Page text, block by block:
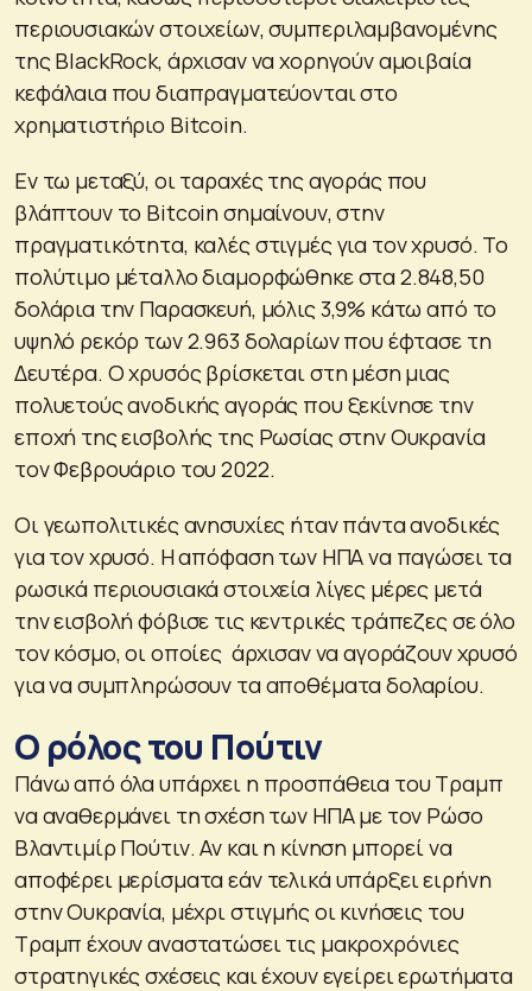
περιουσιακών στοιχείων, συμπεριλαμβανομένης
της BlackRock, άρχισαν να χορηγούν αμοιβαία
κεφάλαια που διαπραγματεύονται στο
χρηματιστήριο Bitcoin.
Εν τω μεταξύ, οι ταραχές της αγοράς που
βλάπτουν το Bitcoin σημαίνουν, στην
πραγματικότητα, καλές στιγμές για τον χρυσό. Το
πολύτιμο μέταλλο διαμορφώθηκε στα 2.848,50
δολάρια την Παρασκευή, μόλις 3,9% κάτω από το
υψηλό ρεκόρ των 2.963 δολαρίων που έφτασε τη
Δευτέρα. Ο χρυσός βρίσκεται στη μέση μιας
πολυετούς ανοδικής αγοράς που ξεκίνησε την
εποχή της εισβολής της Ρωσίας στην Ουκρανία
τον Φεβρουάριο του 2022.
Οι γεωπολιτικές ανησυχίες ήταν πάντα ανοδικές
για τον χρυσό. Η απόφαση των ΗΠΑ να παγώσει τα
ρωσικά περιουσιακά στοιχεία λίγες μέρες μετά
την εισβολή φόβισε τις κεντρικές τράπεζες σε όλο
τον κόσμο, οι οποίες άρχισαν να αγοράζουν χρυσό
για να συμπληρώσουν τα αποθέματα δολαρίου.
Ο ρόλος του Πούτιν
Πάνω από όλα υπάρχει η προσπάθεια του Τραμπ
να αναθερμάνει τη σχέση των ΗΠΑ με τον Ρώσο
Βλαντιμίρ Πούτιν. Αν και η κίνηση μπορεί να
αποφέρει μερίσματα εάν τελικά υπάρξει ειρήνη
στην Ουκρανία, μέχρι στιγμής οι κινήσεις του
Τραμπ έχουν αναστατώσει τις μακροχρόνιες
στρατηγικές σχέσεις και έχουν εγείρει ερωτήματα